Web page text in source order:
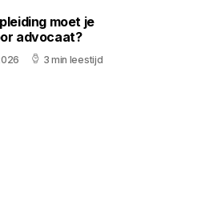
moet je
advocaat?
3 min leestijd